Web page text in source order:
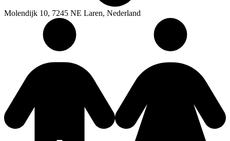
Molendijk 10, 7245 NE Laren, Nederland